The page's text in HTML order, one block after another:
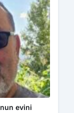
evini